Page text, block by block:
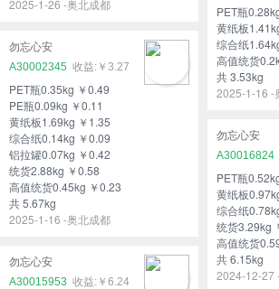
2025-1-26 -奥北成都
PET瓶
黄纸板
综合纸
高值统货
共 3.53kg
2025-1-16 -
勿忘心安
A30002345
￥3.27
PET瓶0.35kg ￥0.49
PE瓶0.09kg ￥0.11
黄纸板1.69kg ￥1.35
综合纸0.14kg ￥0.09
铝拉罐0.07kg ￥0.42
统货2.88kg ￥0.58
高值统货0.45kg ￥0.23
共 5.67kg
2025-1-16 -奥北成都
勿忘心安
A30016824
PET瓶
黄纸板
综合纸
统货3.29kg
高值统货
共 6.15kg
2024-12-27
勿忘心安
A30015953
￥6.24